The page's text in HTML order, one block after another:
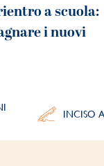
a scuola:
i nuovi
INCISO